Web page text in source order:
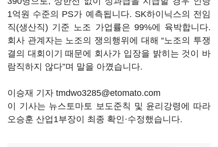
1억원 수준의 PS가 예측됩니다. SK하이닉스의 전임
직(생산직) 기준 노조 가업률은 99%에 육박합니다.
회사 관계자는 노조의 쟁의행위에 대해 “노조의 투쟁
결의 대회이기 때문에 회사가 입장을 밝히는 것이 바
람직하지 않다”며 말을 아꼈습니다.
이승재 기자 tmdwo3285@etomato.com
이 기사는 뉴스토마토 보도준칙 및 윤리강령에 따라
오승훈 산업1부장이 최종 확인·수정했습니다.